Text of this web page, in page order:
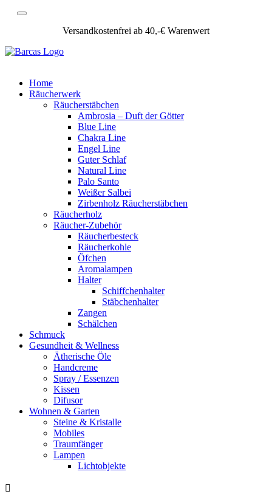
Versandkostenfrei ab 40,-€ Warenwert
Home
Räucherwerk
Räucherstäbchen
Ambrosia – Duft der Götter
Blue Line
Chakra Line
Engel Line
Guter Schlaf
Natural Line
Palo Santo
Weißer Salbei
Zirbenholz Räucherstäbchen
Räucherholz
Räucher-Zubehör
Räucherbesteck
Räucherkohle
Öfchen
Aromalampen
Halter
Schiffchenhalter
Stäbchenhalter
Zangen
Schälchen
Schmuck
Gesundheit & Wellness
Ätherische Öle
Handcreme
Spray / Essenzen
Kissen
Difusor
Wohnen & Garten
Steine & Kristalle
Mobiles
Traumfänger
Lampen
Lichtobjekte
